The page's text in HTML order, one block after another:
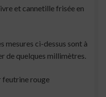
et cannetille frisée en
mesures ci-dessus sont à
de quelques millimètres.
feutrine rouge